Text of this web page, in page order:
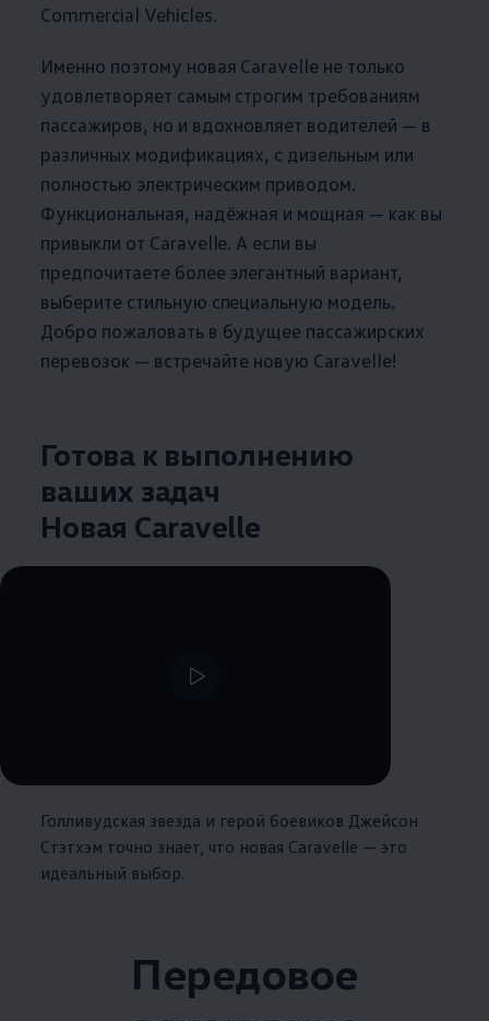
Commercial Vehicles.
Именно поэтому новая Caravelle не только
удовлетворяет самым строгим требованиям
пассажиров, но и вдохновляет водителей — в
различных модификациях, с дизельным или
полностью электрическим приводом.
Функциональная, надёжная и мощная — как вы
привыкли от Caravelle. А если вы
предпочитаете более элегантный вариант,
выберите стильную специальную модель.
Добро пожаловать в будущее пассажирских
перевозок — встречайте новую Caravelle!
Готова к выполнению
ваших задач
Новая Caravelle
Remaining time, --:--
Голливудская звезда и герой боевиков Джейсон
Стэтхэм точно знает, что новая Caravelle — это
идеальный выбор.
Передовое